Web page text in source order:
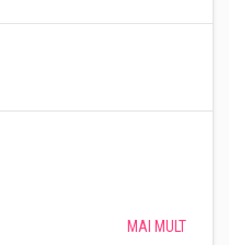
MAI MULT